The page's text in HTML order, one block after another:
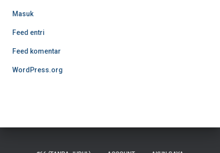
Masuk
Feed entri
Feed komentar
WordPress.org